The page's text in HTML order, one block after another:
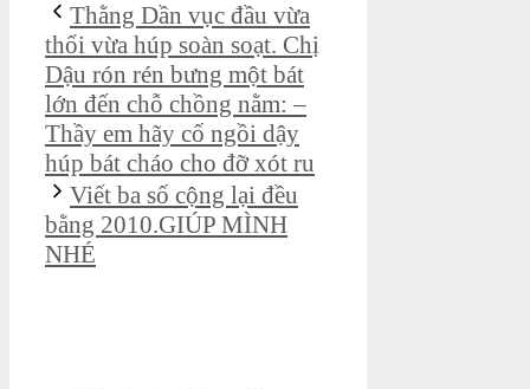
Thằng Dần vục đầu vừa
thổi vừa húp soàn soạt. Chị
Dậu rón rén bưng một bát
lớn đến chỗ chồng nằm: –
Thầy em hãy cố ngồi dậy
húp bát cháo cho đỡ xót ru
Viết ba số cộng lại đều
bằng 2010.GIÚP MÌNH
NHÉ